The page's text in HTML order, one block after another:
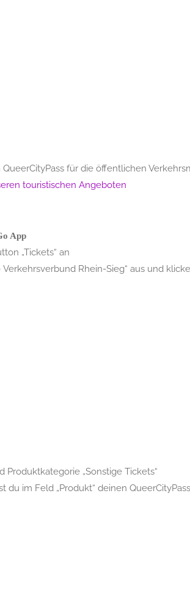
für die öffentlichen
touristischen Angeboten
App
„Tickets“ an
Verkehrsverbund Rhein-Sieg“ aus und
Produktkategorie „Sonstige Tickets“
du im Feld „Produkt“ deinen